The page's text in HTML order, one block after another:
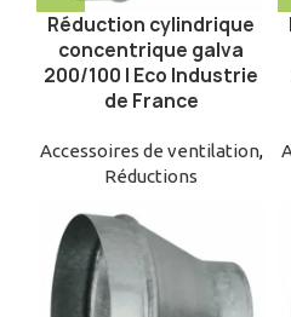
Réduction cylindrique
concentrique galva
200/100 | Eco Industrie
de France
Accessoires de ventilation,
Réductions